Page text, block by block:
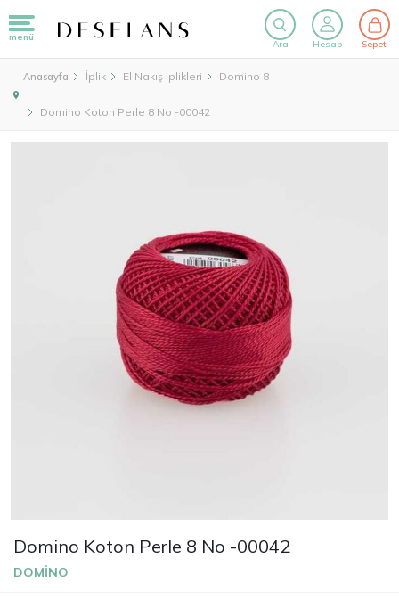
menü
Ara Hesap Sepet
Anasayfa İplik El Nakış İplikleri Domino 8
Domino Koton Perle 8 No -00042
Domino Koton Perle 8 No -00042
DOMİNO